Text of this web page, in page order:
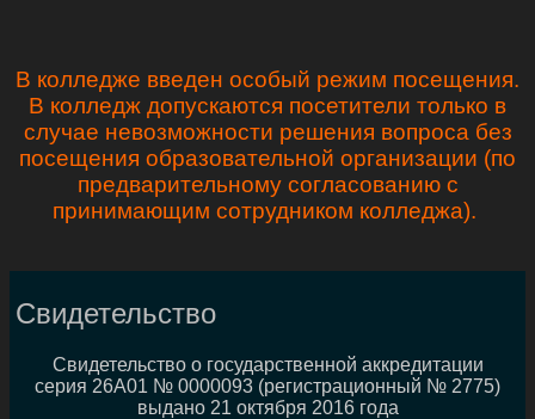
В колледже введен особый режим посещения.
В колледж допускаются посетители только в
случае невозможности решения вопроса без
посещения образовательной организации (по
предварительному согласованию с
принимающим сотрудником колледжа).
Свидетельство
Свидетельство о государственной аккредитации
серия 26А01 № 0000093 (регистрационный № 2775)
выдано 21 октября 2016 года